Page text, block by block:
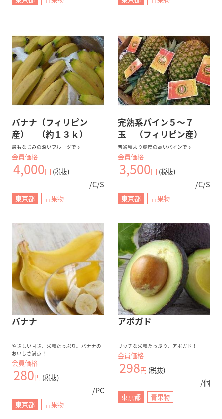
バナナ（フィリピン
産） （約１３ｋ）
最もなじみの深いフルーツです
会員価格
4,000円 (税抜)
/C/S
東京都 青果物
完熟系パイン５～７
玉 （フィリピン産）
普通種より糖度の高いパインです
会員価格
3,500円 (税抜)
/C/S
東京都 青果物
バナナ
やさしい甘さ、栄養たっぷり。バナナの
おいしさ満点！
会員価格
280円 (税抜)
/PC
東京都 青果物
アボガド
リッチな栄養たっぷり、アボガド！
会員価格
298円 (税抜)
/個
東京都 青果物